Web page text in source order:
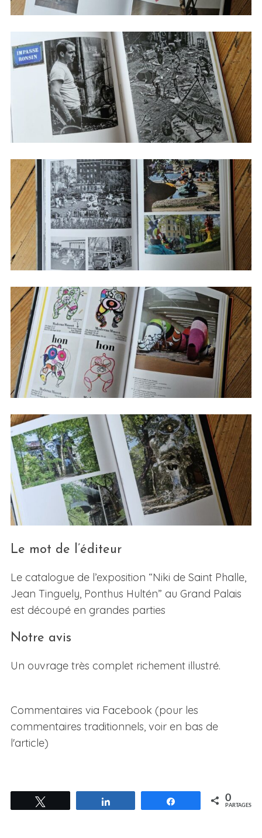
Le mot de l’éditeur
Le catalogue de l’exposition “Niki de Saint Phalle,
Jean Tinguely, Ponthus Hultén” au Grand Palais
est découpé en grandes parties
Notre avis
Un ouvrage très complet richement illustré.
Commentaires via Facebook (pour les
commentaires traditionnels, voir en bas de
l'article)
Partagez 0
PARTAGES